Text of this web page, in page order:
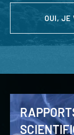
OUI, JE